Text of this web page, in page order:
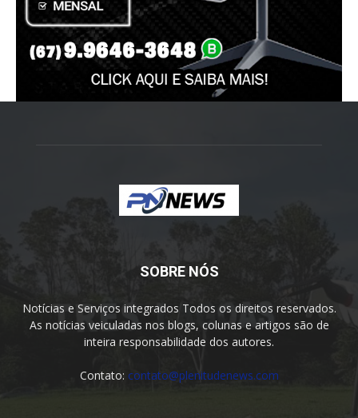
SOBRE NÓS
Notícias e Serviços integrados Todos os direitos reservados.
As notícias veiculadas nos blogs, colunas e artigos são de
inteira responsabilidade dos autores.
Contato: contato@plenitudenews.com